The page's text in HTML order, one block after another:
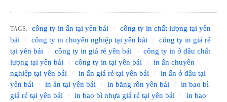
TAGS: công ty in ấn tại yên bái
công ty in chất lượng tại yên
bái
công ty in chuyên nghiệp tại yên bái
công ty in giá rẻ
tại yên bái
công ty in giá rẻ yên bái
công ty in ở đâu chất
lượng tại yên bái
công ty in tại yên bái
in ấn chuyên
nghiệp tại yên bái
in ấn giá rẻ tại yên bái
in ấn ở đâu tại
yên bái
in ấn tại yên bái in băng rôn yên bái
in bao bì
giá rẻ tại yên bái
in bao bì nhựa giá rẻ tại yên bái
in bao